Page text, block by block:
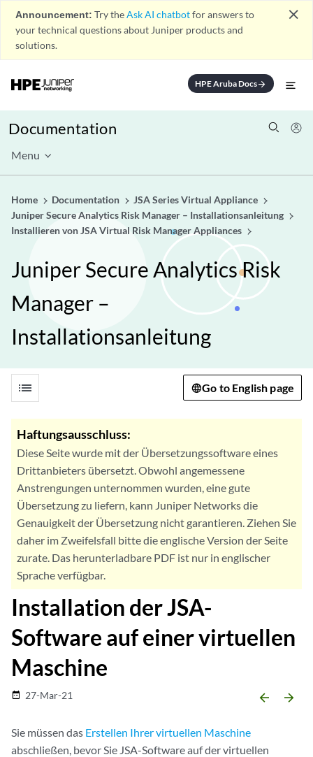
Announcement: Try theAsk AI chatbotfor answers to
your technical questions about Juniper products and
solutions.
close
HPE Aruba Docsarrow_forward
Documentation
Menu
Home Documentation
JSA Series Virtual Appliance
Juniper Secure Analytics Risk Manager – Installationsanleitung
Installieren von JSA Virtual Risk Manager Appliances
Juniper Secure Analytics Risk
Manager –
Installationsanleitung
list Go to English page
Haftungsausschluss:
Diese Seite wurde mit der Übersetzungssoftware eines
Drittanbieters übersetzt. Obwohl angemessene
Anstrengungen unternommen wurden, eine gute
Übersetzung zu liefern, kann Juniper Networks die
Genauigkeit der Übersetzung nicht garantieren. Ziehen Sie
daher im Zweifelsfall bitte die englische Version der Seite
zurate. Das herunterladbare PDF ist nur in englischer
Sprache verfügbar.
Installation der JSA-
Software auf einer virtuellen
Maschine
date_range 27-Mar-21 arrow_backward arrow_forward
Sie müssen das Erstellen Ihrer virtuellen Maschine
abschließen, bevor Sie JSA-Softwareauf der virtuellen